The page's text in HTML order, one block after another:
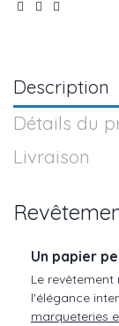
Description
Détails du
Livraison
Un papier
Le
l'élégance
marqueteries